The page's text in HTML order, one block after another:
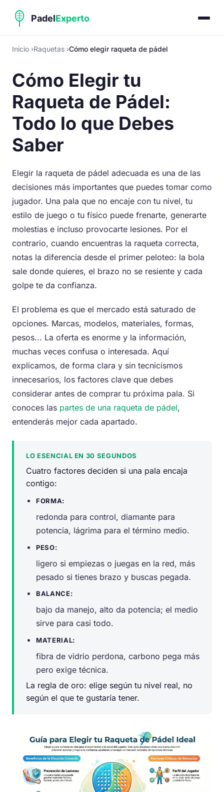
Inicio Raquetas Cómo elegir raqueta de pádel
Cómo Elegir tu
Raqueta de Pádel:
Todo lo que Debes
Saber
Elegir la raqueta de pádel adecuada es una de las
decisiones más importantes que puedes tomar como
jugador. Una pala que no encaje con tu nivel, tu
estilo de juego o tu físico puede frenarte, generarte
molestias e incluso provocarte lesiones. Por el
contrario, cuando encuentras la raqueta correcta,
notas la diferencia desde el primer peloteo: la bola
sale donde quieres, el brazo no se resiente y cada
golpe te da confianza.
El problema es que el mercado está saturado de
opciones. Marcas, modelos, materiales, formas,
pesos... La oferta es enorme y la información,
muchas veces confusa o interesada. Aquí
explicamos, de forma clara y sin tecnicismos
innecesarios, los factores clave que debes
considerar antes de comprar tu próxima pala. Si
conoces las partes de una raqueta de pádel,
entenderás mejor cada apartado.
LO ESENCIAL EN 30 SEGUNDOS
Cuatro factores deciden si una pala encaja
contigo:
FORMA:
redonda para control, diamante para
potencia, lágrima para el término medio.
PESO:
ligero si empiezas o juegas en la red, más
pesado si tienes brazo y buscas pegada.
BALANCE:
bajo da manejo, alto da potencia; el medio
sirve para casi todo.
MATERIAL:
fibra de vidrio perdona, carbono pega más
pero exige técnica.
La regla de oro: elige según tu nivel real, no
según el que te gustaría tener.